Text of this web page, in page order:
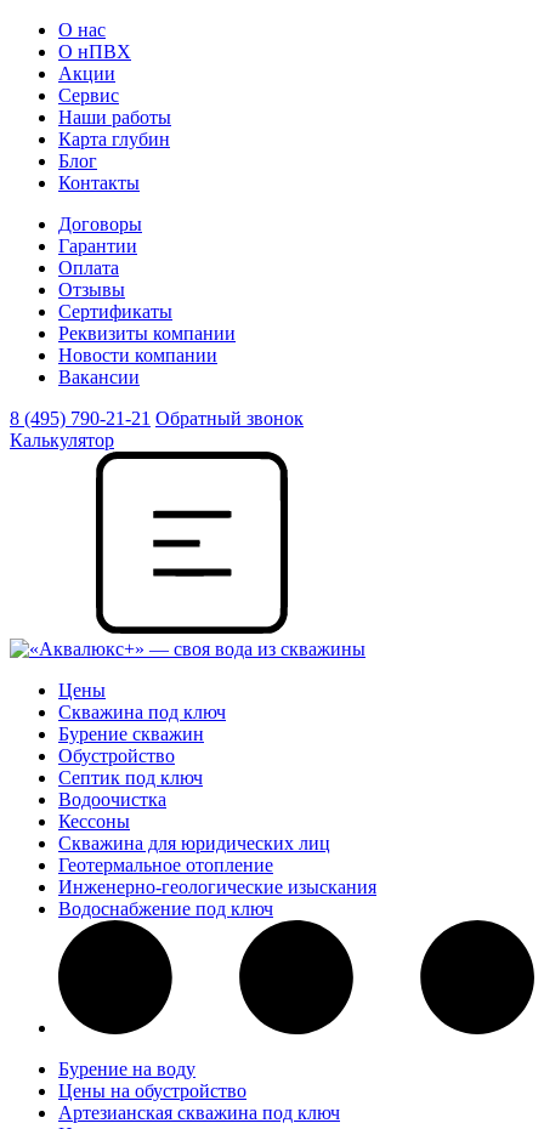
О нас
О нПВХ
Акции
Сервис
Наши работы
Карта глубин
Блог
Контакты
Договоры
Гарантии
Оплата
Отзывы
Сертификаты
Реквизиты компании
Новости компании
Вакансии
8 (495) 790-21-21 Обратный звонок
Калькулятор
Цены
Скважина под ключ
Бурение скважин
Обустройство
Септик под ключ
Водоочистка
Кессоны
Скважина для юридических лиц
Геотермальное отопление
Инженерно-геологические изыскания
Водоснабжение под ключ
Бурение на воду
Цены на обустройство
Артезианская скважина под ключ